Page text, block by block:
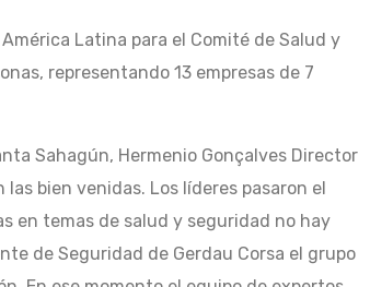
Latina para el Comité de Salud y
representando 13 empresas de 7
Sahagún, Hermenio Gonçalves Director
bien venidas. Los líderes pasaron el
en temas de salud y seguridad no hay
de Seguridad de Gerdau Corsa el grupo